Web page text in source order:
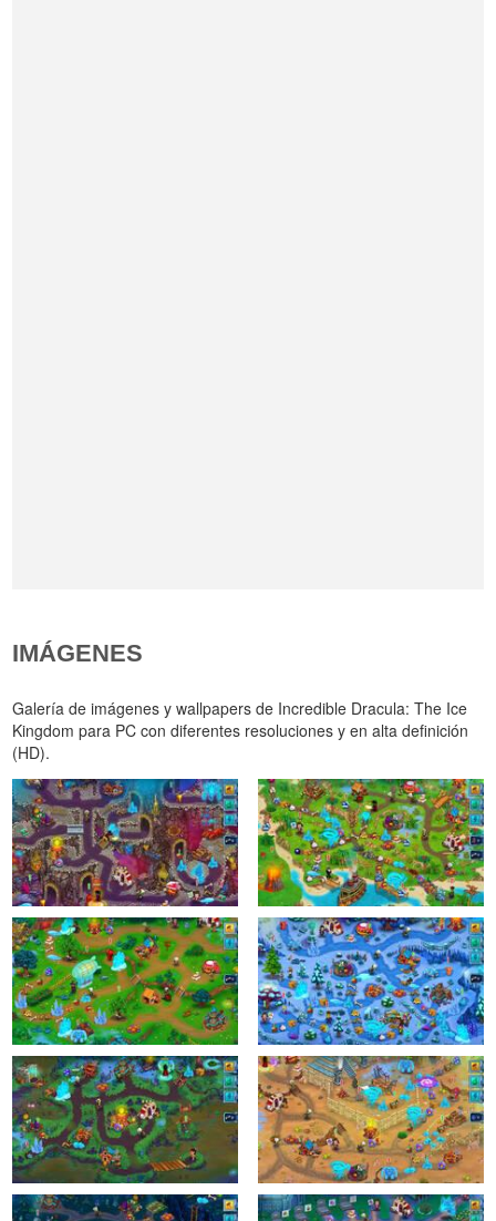
IMÁGENES
Galería de imágenes y wallpapers de Incredible Dracula: The Ice
Kingdom para PC con diferentes resoluciones y en alta definición
(HD).